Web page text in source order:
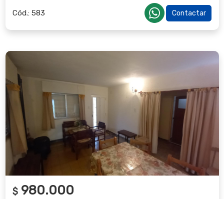
Cód.: 583 Contactar
$ 980.000